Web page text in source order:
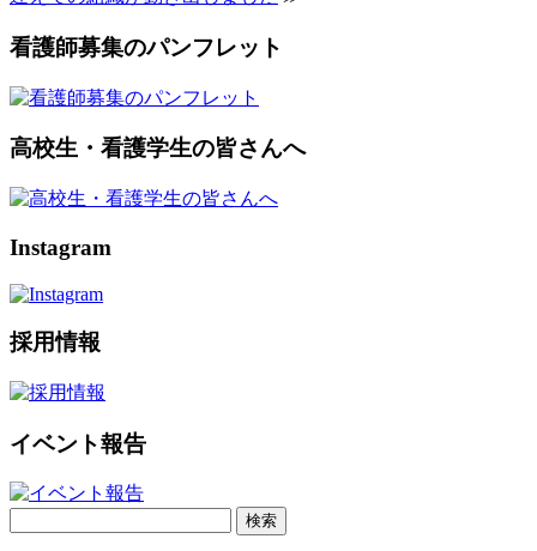
看護師募集のパンフレット
高校生・看護学生の皆さんへ
Instagram
採用情報
イベント報告